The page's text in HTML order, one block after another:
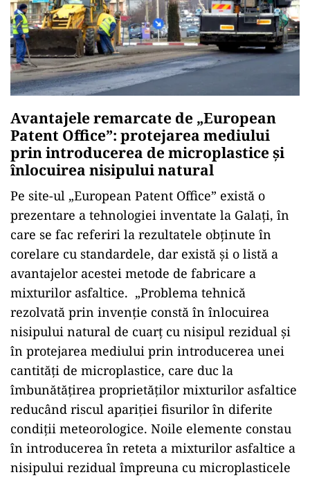
Avantajele remarcate de „European
Patent Office”: protejarea mediului
prin introducerea de microplastice și
înlocuirea nisipului natural
Pe site-ul „European Patent Office” există o
prezentare a tehnologiei inventate la Galați, în
care se fac referiri la rezultatele obținute în
corelare cu standardele, dar există și o listă a
avantajelor acestei metode de fabricare a
mixturilor asfaltice. „Problema tehnică
rezolvată prin invenție constă în înlocuirea
nisipului natural de cuarț cu nisipul rezidual și
în protejarea mediului prin introducerea unei
cantități de microplastice, care duc la
îmbunătățirea proprietăților mixturilor asfaltice
reducând riscul apariției fisurilor în diferite
condiții meteorologice. Noile elemente constau
în introducerea în reteta a mixturilor asfaltice a
nisipului rezidual împreuna cu microplasticele